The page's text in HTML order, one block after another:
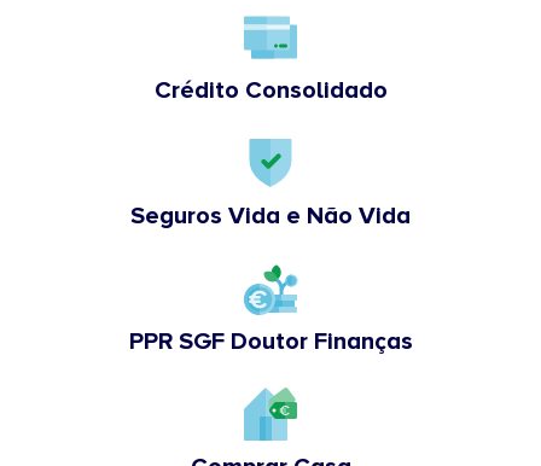
Crédito Consolidado
Seguros Vida e Não Vida
PPR SGF Doutor Finanças